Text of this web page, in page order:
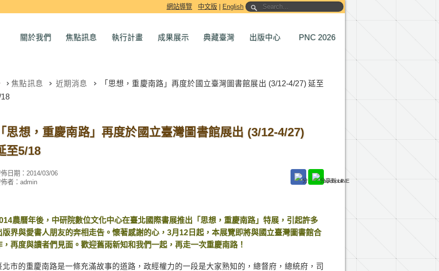
網站導覽 中文版 English
關於我們 焦點訊息 執行計畫 成果展示 典藏臺灣 出版中心 PNC 2026
焦點訊息 近期消息
「思想，重慶南路」再度於國立臺灣圖書館展出 (3/12-4/27) 延至
思想，重慶南路」再度於國立臺灣圖書館展出 (3/12-4/27)
至5/18
日期：2014/03/06
者：admin
農曆年後，中研院數位文化中心在臺北國際書展推出「思想，重慶南路」特展，引起許多
版界與愛書人朋友的奔相走告。懷著感謝的心，3月12日起，本展覽即將與國立臺灣圖書館合
，再度與讀者們見面。歡迎舊雨新知和我們一起，再走一次重慶南路！
北市的重慶南路是一條充滿故事的道路，政經權力的一段是大家熟知的，總督府，總統府，司